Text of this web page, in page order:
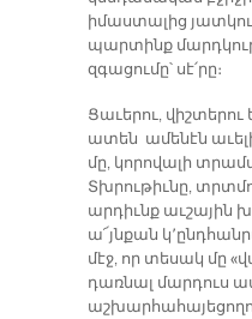
իմաստալից
պարտինք
զգացումը՝ սէ՛րը։
Ցաւերու, վիշտերու
ատեն ամենէն
մը, կորովալի
Տխրութիւնը,
արդիւնք աւշային
ա՜յնքան
մէջ, որ տեսակ մը
դառնալ մարդուս